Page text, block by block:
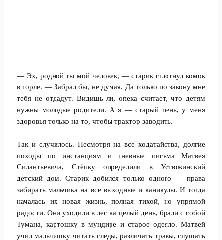
— Эх, родной ты мой человек, — старик сглотнул комок
в горле. — Забрал бы, не думая. Да только по закону мне
тебя не отдадут. Видишь ли, опека считает, что детям
нужны молодые родители. А я — старый пень, у меня
здоровья только на то, чтобы трактор заводить.
Так и случилось. Несмотря на все ходатайства, долгие
походы по инстанциям и гневные письма Матвея
Силантьевича, Стёпку определили в Устюжинский
детский дом. Старик добился только одного — права
забирать мальчика на все выходные и каникулы. И тогда
началась их новая жизнь, полная тихой, но упрямой
радости. Они уходили в лес на целый день, брали с собой
Тумана, картошку в мундире и старое одеяло. Матвей
учил мальчишку читать следы, различать травы, слушать